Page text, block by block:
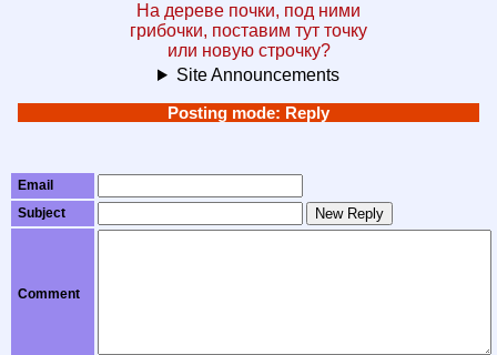
На дереве почки, под ними
грибочки, поставим тут точку
или новую строчку?
Site Announcements
Posting mode: Reply
Email
Subject
New Reply
Comment